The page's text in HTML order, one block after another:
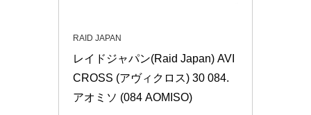
RAID JAPAN
レイドジャパン(Raid Japan) AVI
CROSS (アヴィクロス) 30 084.
アオミソ (084 AOMISO)